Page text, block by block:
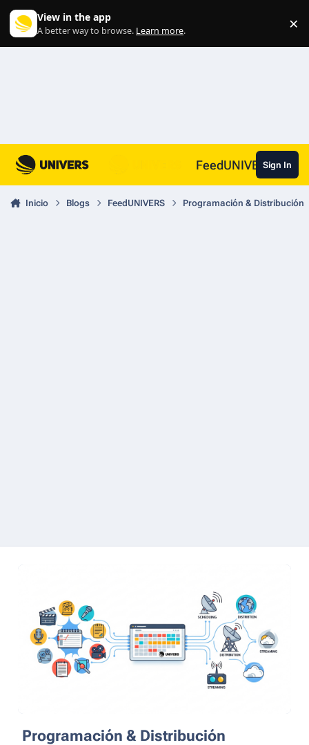
View in the app
A better way to browse. Learn more. ×
FeedUNIVERSSign In
Inicio Blogs FeedUNIVERS Programación & Distribución
Programación & Distribución